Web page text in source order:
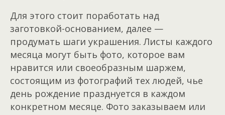
Для этого стоит поработать над
заготовкой-основанием, далее —
продумать шаги украшения. Листы каждого
месяца могут быть фото, которое вам
нравится или своеобразным шаржем,
состоящим из фотографий тех людей, чье
день рождение празднуется в каждом
конкретном месяце. Фото заказываем или